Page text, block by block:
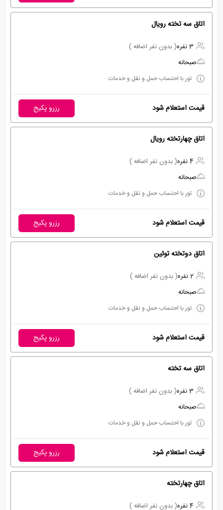
اتاق سه تخته رویال
3 نفره
( بدون نفر اضافه )
صبحانه
تور با احتساب حمل و نقل و خدمات
قیمت استعلام شود رزرو پکیج
اتاق چهارتخته رویال
4 نفره
( بدون نفر اضافه )
صبحانه
تور با احتساب حمل و نقل و خدمات
قیمت استعلام شود رزرو پکیج
اتاق دوتخته توئین
2 نفره
( بدون نفر اضافه )
صبحانه
تور با احتساب حمل و نقل و خدمات
قیمت استعلام شود رزرو پکیج
اتاق سه تخته
3 نفره
( بدون نفر اضافه )
صبحانه
تور با احتساب حمل و نقل و خدمات
قیمت استعلام شود رزرو پکیج
اتاق چهارتخته
4 نفره ( بدون نفر اضافه )